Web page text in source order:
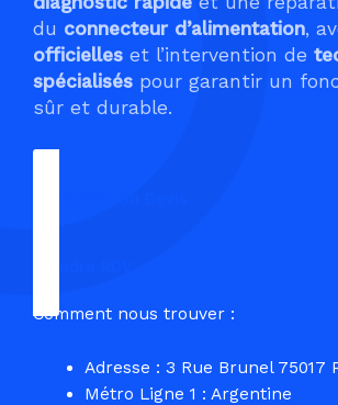
du connecteur d’alimentation,
officielles et l’intervention de
spécialisés pour garantir un
sûr et durable.
Comment nous trouver :
Adresse : 3 Rue Brunel 75017
Métro Ligne 1 : Argentine